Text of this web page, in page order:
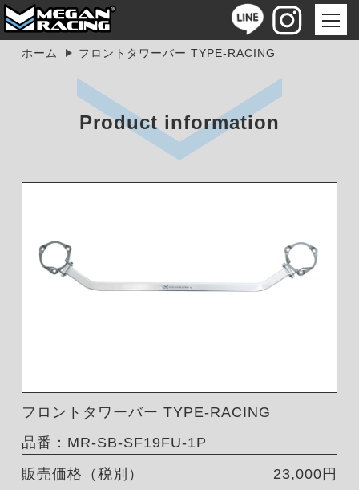
ホーム フロントタワーバー TYPE-RACING
Product information
フロントタワーバー TYPE-RACING
品番：MR-SB-SF19FU-1P
販売価格（税別）
23,000円